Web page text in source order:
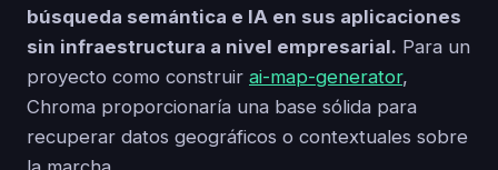
búsqueda semántica e IA en sus aplicaciones
sin infraestructura a nivel empresarial. Para un
proyecto como construir ai-map-generator,
Chroma proporcionaría una base sólida para
recuperar datos geográficos o contextuales sobre